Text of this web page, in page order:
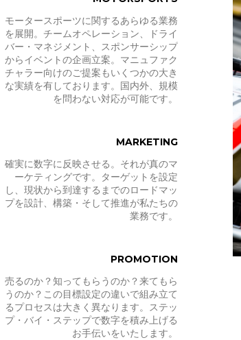
モータースポーツに関するあらゆる業務
を展開。チームオペレーション、ドライ
バー・マネジメント、スポンサーシップ
からイベントの企画立案。マニュファク
チャラー向けのご提案もいくつかの大き
な実績を有しております。国内外、規模
を問わない対応が可能です。
MARKETING
確実に数字に反映させる。それが真のマ
ーケティングです。ターゲットを設定
し、現状から到達するまでのロードマッ
プを設計、構築・そして推進が私たちの
業務です。
PROMOTION
売るのか？知ってもらうのか？来てもら
うのか？この目標設定の違いで組み立て
るプロセスは大きく異なります。ステッ
プ・バイ・ステップで数字を積み上げる
お手伝いをいたします。